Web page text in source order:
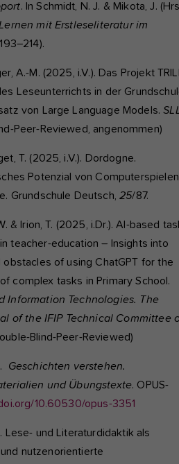
. In Schmidt, N. J. & Mikota, J.
mit Erstleseliteratur im
A.-M. (2025, i.V.). Das Projekt
Leseunterrichts in der
von Large Language Models.
Peer-Reviewed, angenommen)
T. (2025, i.V.). Dordogne.
Potenzial von
Grundschule Deutsch,25/87.
& Irion, T. (2025, i.Dr.). AI-based
teacher-education – Insights into
obstacles of using ChatGPT for the
complex tasks in Primary School.
Information Technologies. The
of the IFIP Technical Committee
Blind-Peer-Reviewed)
Geschichten verstehen.
und Übungstexte. OPUS-
10.60530/opus-3351
Lese- und Literaturdidaktik als
nutzenorientierte